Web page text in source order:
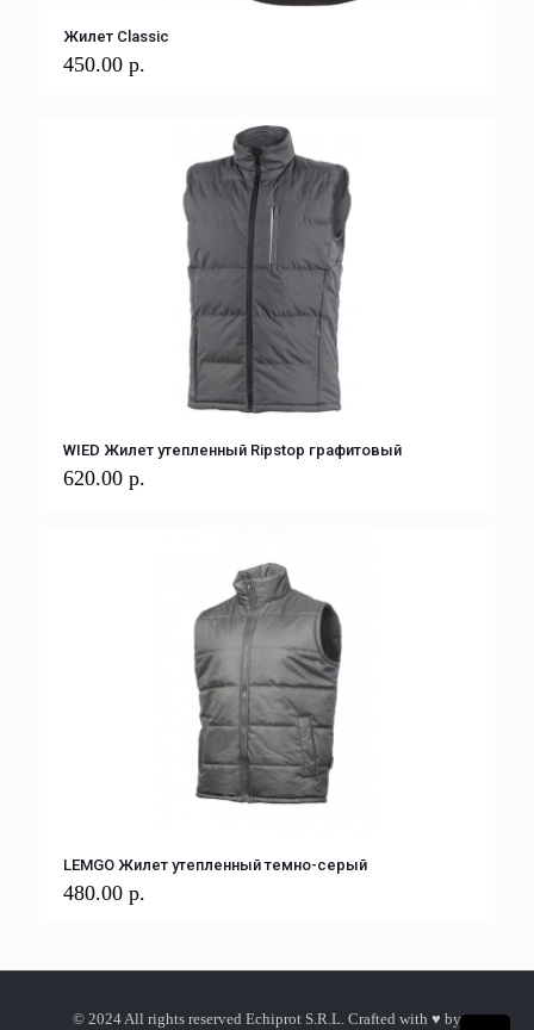
Жилет Classic
450.00 р.
WIED Жилет утепленный Ripstop графитовый
620.00 р.
LEMGO Жилет утепленный темно-серый
480.00 р.
© 2024 All rights reserved Echiprot S.R.L. Crafted with ♥ by